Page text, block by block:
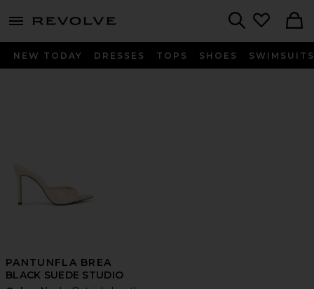
menu - shows more content
NEW TODAY DRESSES TOPS SHOES SWIMSUITS
PANTUNFLA BREA
BLACK SUEDE STUDIO